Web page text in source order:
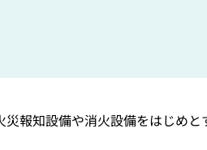
報知設備や消火設備をはじめと